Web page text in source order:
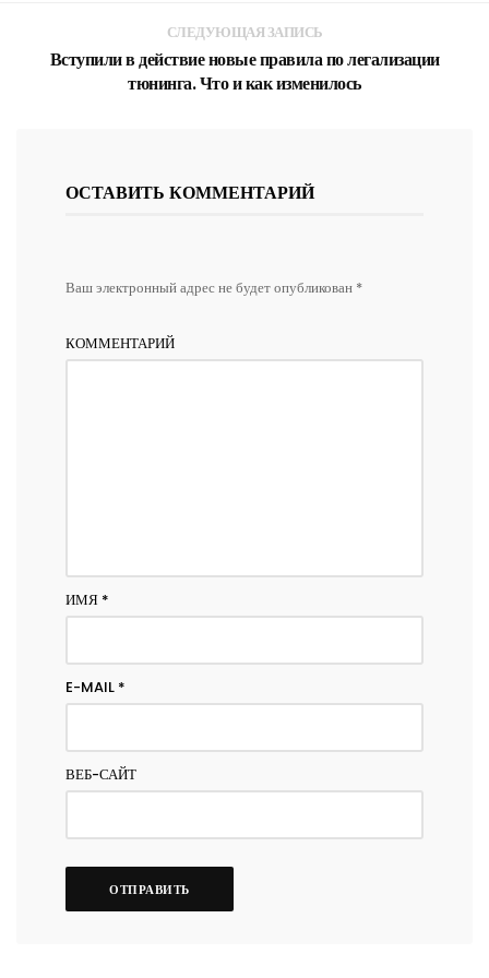
СЛЕДУЮЩАЯ ЗАПИСЬ
Вступили в действие новые правила по легализации
тюнинга. Что и как изменилось
ОСТАВИТЬ КОММЕНТАРИЙ
Ваш электронный адрес не будет опубликован *
КОММЕНТАРИЙ
ИМЯ *
E-MAIL *
ВЕБ-САЙТ